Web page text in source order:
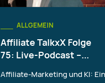
ALLGEMEIN
Affiliate TalkxX Folge
75: Live-Podcast –...
Affiliate-Marketing und KI: Ein